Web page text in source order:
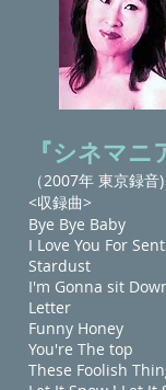
『シネマニ
（2007年 東京録音)
<収録曲>
Bye Bye Baby
I Love You For
Stardust
I'm Gonna sit
Letter
Funny Honey
You're The top
These Foolish